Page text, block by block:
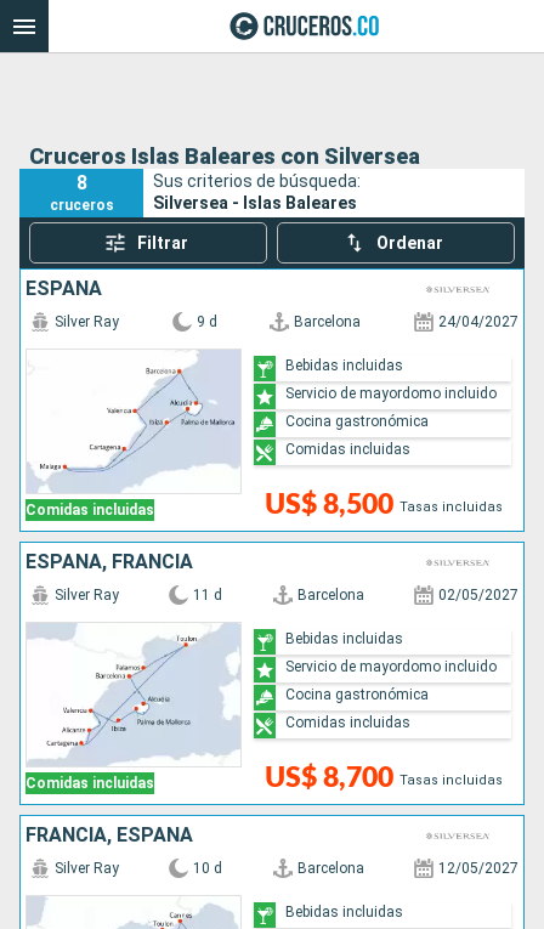
Cruceros Islas Baleares con Silversea
8
cruceros
Sus criterios de búsqueda:
Silversea - Islas Baleares
Filtrar Ordenar
ESPAÑA
Comidas incluidas
Silver Ray 9 d Barcelona 24/04/2027
US$ 8,500 Tasas incluidas
Bebidas incluidas
Servicio de mayordomo incluido
Cocina gastronómica
Comidas incluidas
ESPAÑA, FRANCIA
Comidas incluidas
Silver Ray 11 d Barcelona 02/05/2027
US$ 8,700 Tasas incluidas
Bebidas incluidas
Servicio de mayordomo incluido
Cocina gastronómica
Comidas incluidas
FRANCIA, ESPAÑA
Silver Ray 10 d Barcelona 12/05/2027
Bebidas incluidas